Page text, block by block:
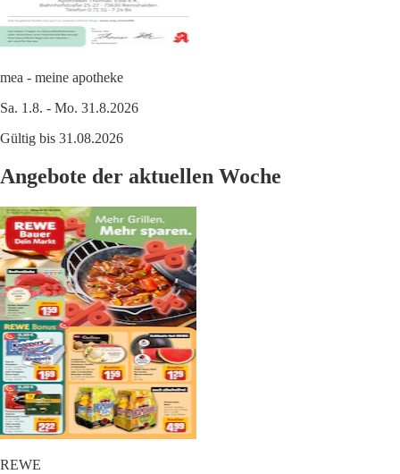
mea - meine apotheke
Sa. 1.8. - Mo. 31.8.2026
Gültig bis 31.08.2026
Angebote der aktuellen Woche
REWE